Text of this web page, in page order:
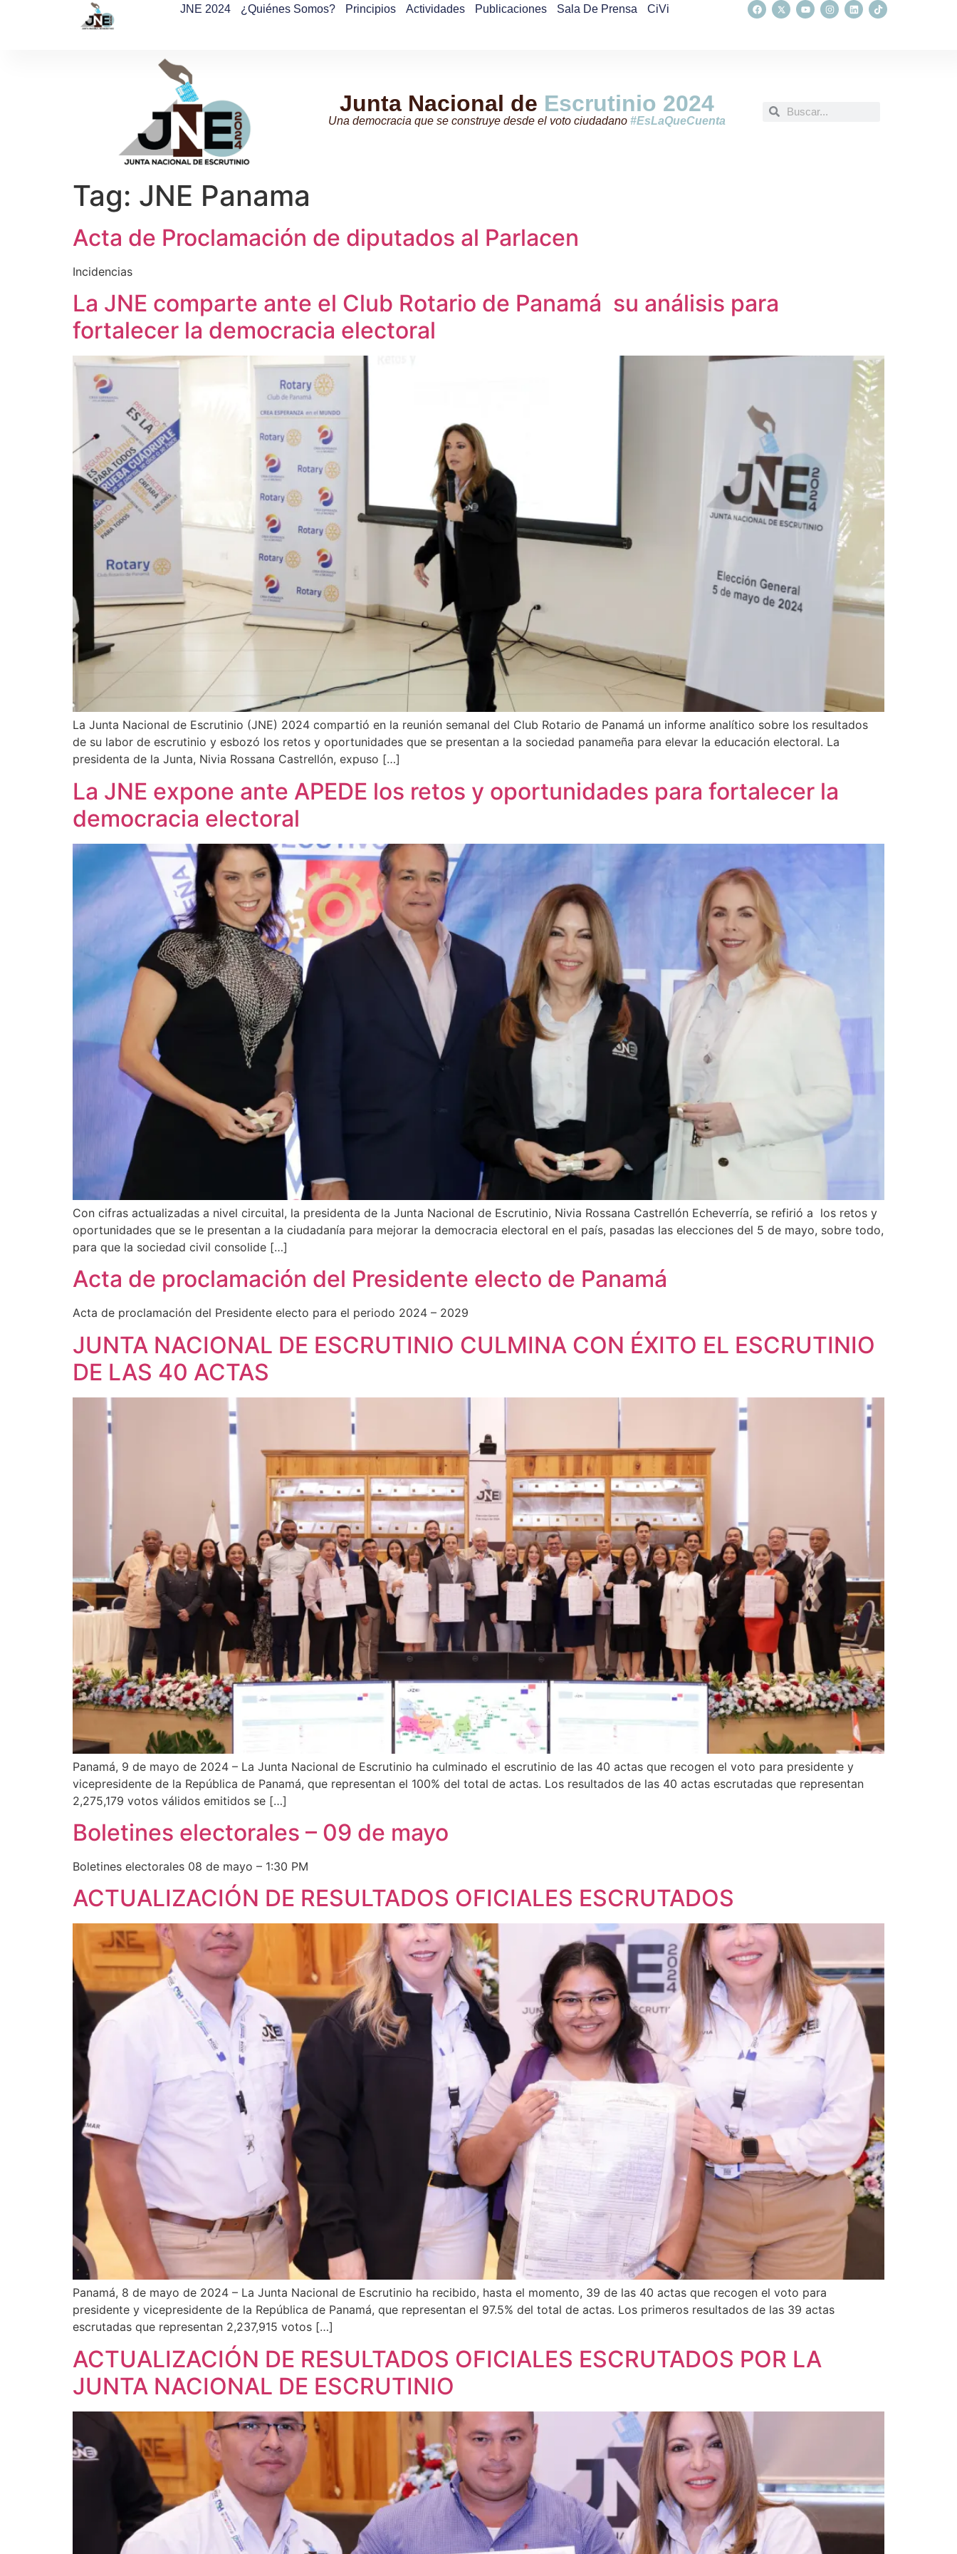
JNE 2024 ¿Quiénes Somos? Principios Actividades Publicaciones Sala De Prensa CiVi
Junta Nacional de Escrutinio 2024
Una democracia que se construye desde el voto ciudadano #EsLaQueCuenta
Tag: JNE Panama
Acta de Proclamación de diputados al Parlacen
Incidencias
La JNE comparte ante el Club Rotario de Panamá su análisis para
fortalecer la democracia electoral
La Junta Nacional de Escrutinio (JNE) 2024 compartió en la reunión semanal del Club Rotario de Panamá un informe analítico sobre los resultados
de su labor de escrutinio y esbozó los retos y oportunidades que se presentan a la sociedad panameña para elevar la educación electoral. La
presidenta de la Junta, Nivia Rossana Castrellón, expuso […]
La JNE expone ante APEDE los retos y oportunidades para fortalecer la
democracia electoral
Con cifras actualizadas a nivel circuital, la presidenta de la Junta Nacional de Escrutinio, Nivia Rossana Castrellón Echeverría, se refirió a los retos y
oportunidades que se le presentan a la ciudadanía para mejorar la democracia electoral en el país, pasadas las elecciones del 5 de mayo, sobre todo,
para que la sociedad civil consolide […]
Acta de proclamación del Presidente electo de Panamá
Acta de proclamación del Presidente electo para el periodo 2024 – 2029
JUNTA NACIONAL DE ESCRUTINIO CULMINA CON ÉXITO EL ESCRUTINIO
DE LAS 40 ACTAS
Panamá, 9 de mayo de 2024 – La Junta Nacional de Escrutinio ha culminado el escrutinio de las 40 actas que recogen el voto para presidente y
vicepresidente de la República de Panamá, que representan el 100% del total de actas. Los resultados de las 40 actas escrutadas que representan
2,275,179 votos válidos emitidos se […]
Boletines electorales – 09 de mayo
Boletines electorales 08 de mayo – 1:30 PM
ACTUALIZACIÓN DE RESULTADOS OFICIALES ESCRUTADOS
Panamá, 8 de mayo de 2024 – La Junta Nacional de Escrutinio ha recibido, hasta el momento, 39 de las 40 actas que recogen el voto para
presidente y vicepresidente de la República de Panamá, que representan el 97.5% del total de actas. Los primeros resultados de las 39 actas
escrutadas que representan 2,237,915 votos […]
ACTUALIZACIÓN DE RESULTADOS OFICIALES ESCRUTADOS POR LA
JUNTA NACIONAL DE ESCRUTINIO